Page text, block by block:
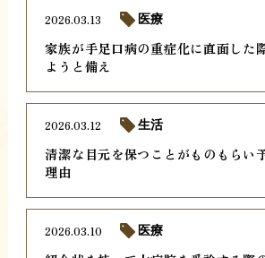
家族が手足口病の重症化に直面した
ようと備え
2026.03.13 医療
清潔な目元を保つことがものもらい
理由
2026.03.12 生活
2026.03.10 医療